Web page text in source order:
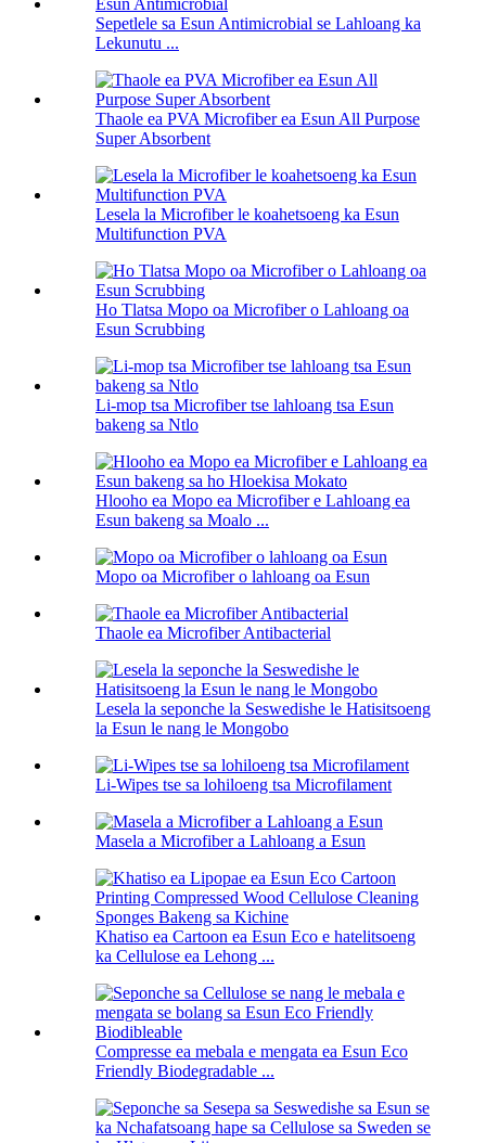
Sepetlele sa Esun Antimicrobial se Lahloang ka
Lekunutu ...
Thaole ea PVA Microfiber ea Esun All Purpose
Super Absorbent
Lesela la Microfiber le koahetsoeng ka Esun
Multifunction PVA
Ho Tlatsa Mopo oa Microfiber o Lahloang oa
Esun Scrubbing
Li-mop tsa Microfiber tse lahloang tsa Esun
bakeng sa Ntlo
Hlooho ea Mopo ea Microfiber e Lahloang ea
Esun bakeng sa Moalo ...
Mopo oa Microfiber o lahloang oa Esun
Thaole ea Microfiber Antibacterial
Lesela la seponche la Seswedishe le Hatisitsoeng
la Esun le nang le Mongobo
Li-Wipes tse sa lohiloeng tsa Microfilament
Masela a Microfiber a Lahloang a Esun
Khatiso ea Cartoon ea Esun Eco e hatelitsoeng
ka Cellulose ea Lehong ...
Compresse ea mebala e mengata ea Esun Eco
Friendly Biodegradable ...